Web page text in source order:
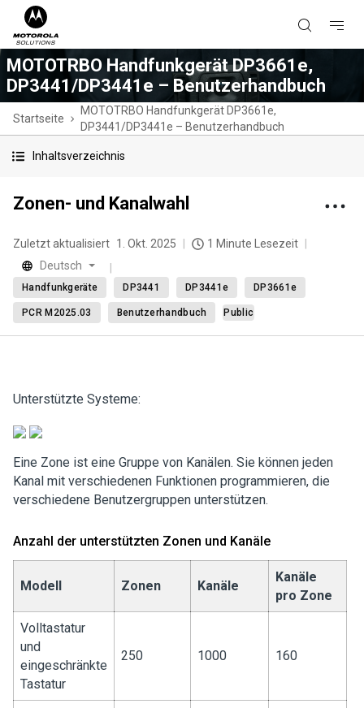
MOTOTRBO Handfunkgerät DP3661e,
DP3441/DP3441e – Benutzerhandbuch
Startseite
MOTOTRBO Handfunkgerät DP3661e,
DP3441/DP3441e – Benutzerhandbuch
Inhaltsverzeichnis
Zonen- und Kanalwahl
Zuletzt aktualisiert 1. Okt. 2025
1 Minute Lesezeit
Deutsch
Handfunkgeräte DP3441 DP3441e DP3661e
PCR M2025.03 Benutzerhandbuch Public
Unterstützte Systeme:
Eine Zone ist eine Gruppe von Kanälen. Sie können jeden
Kanal mit verschiedenen Funktionen programmieren, die
verschiedene Benutzergruppen unterstützen.
Anzahl der unterstützten Zonen und Kanäle
Modell Zonen Kanäle
Kanäle
pro Zone
Volltastatur
und
eingeschränkte
Tastatur
250 1000 160